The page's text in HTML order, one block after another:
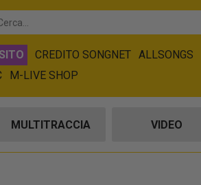
CREDITO SONGNET ALLSONGS
M-LIVE SHOP
MULTITRACCIA VIDEO